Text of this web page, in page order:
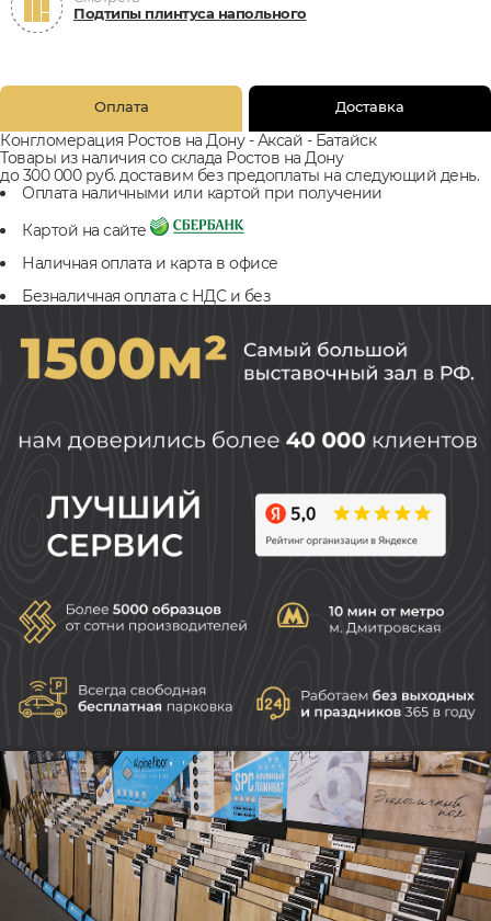
Подтипы плинтуса напольного
Оплата Доставка
Конгломерация Ростов на Дону - Аксай - Батайск
Товары из наличия со склада Ростов на Дону
до 300 000 руб. доставим без предоплаты на следующий день.
Оплата наличными или картой при получении
Картой на сайте
Наличная оплата и карта в офисе
Безналичная оплата с НДС и без